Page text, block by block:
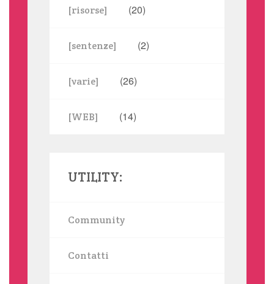
[risorse] (20)
[sentenze] (2)
[varie] (26)
[WEB] (14)
UTILITY:
Community
Contatti